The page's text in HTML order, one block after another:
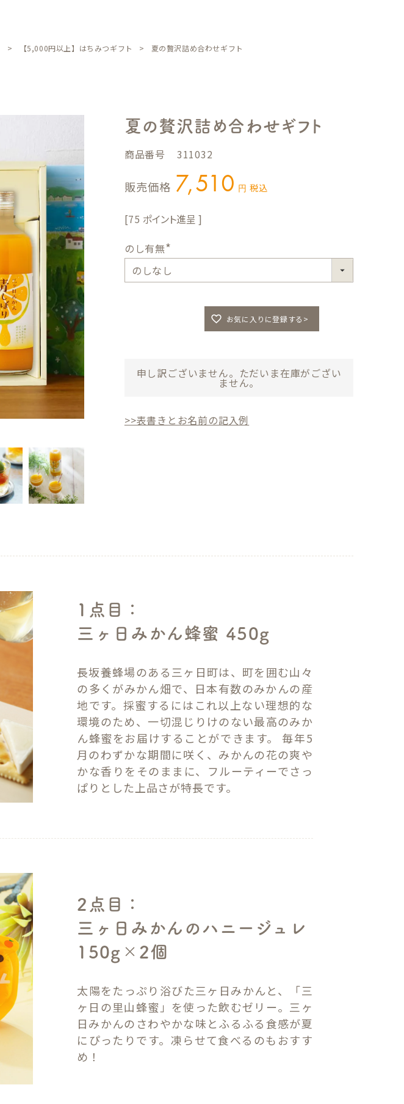
【5,000円以上】はちみつギフト 夏の贅沢詰め合わせギフト
夏の贅沢詰め合わせギフト
商品番号 311032
販売価格 7,510 税込
75
のし有無
(
必
須
お気に入りに登録する>
申し訳ございません。ただいま在庫がござい
ません。
>>表書きとお名前の記入例
1点目：
三ヶ日みかん蜂蜜 450g
長坂養蜂場のある三ヶ日町は、町を囲む山々
の多くがみかん畑で、日本有数のみかんの産
地です。採蜜するにはこれ以上ない理想的な
環境のため、一切混じりけのない最高のみか
ん蜂蜜をお届けすることができます。 毎年5
月のわずかな期間に咲く、みかんの花の爽や
かな香りをそのままに、フルーティーでさっ
ぱりとした上品さが特長です。
2点目：
三ヶ日みかんのハニージュレ
150g×2個
太陽をたっぷり浴びた三ヶ日みかんと、「三
ヶ日の里山蜂蜜」を使った飲むゼリー。三ヶ
日みかんのさわやかな味とふるふる食感が夏
にぴったりです。凍らせて食べるのもおすす
め！